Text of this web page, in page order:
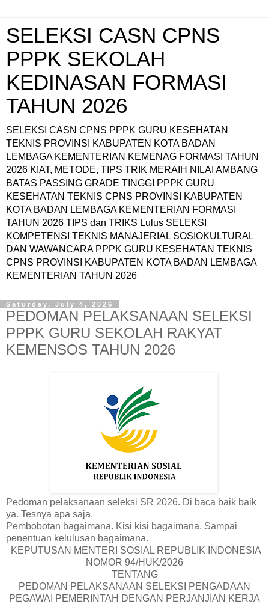
SELEKSI CASN CPNS
PPPK SEKOLAH
KEDINASAN FORMASI
TAHUN 2026
SELEKSI CASN CPNS PPPK GURU KESEHATAN
TEKNIS PROVINSI KABUPATEN KOTA BADAN
LEMBAGA KEMENTERIAN KEMENAG FORMASI TAHUN
2026 KIAT, METODE, TIPS TRIK MERAIH NILAI AMBANG
BATAS PASSING GRADE TINGGI PPPK GURU
KESEHATAN TEKNIS CPNS PROVINSI KABUPATEN
KOTA BADAN LEMBAGA KEMENTERIAN FORMASI
TAHUN 2026 TIPS dan TRIKS Lulus SELEKSI
KOMPETENSI TEKNIS MANAJERIAL SOSIOKULTURAL
DAN WAWANCARA PPPK GURU KESEHATAN TEKNIS
CPNS PROVINSI KABUPATEN KOTA BADAN LEMBAGA
KEMENTERIAN TAHUN 2026
Saturday, July 4, 2026
PEDOMAN PELAKSANAAN SELEKSI
PPPK GURU SEKOLAH RAKYAT
KEMENSOS TAHUN 2026
Pedoman pelaksanaan seleksi SR 2026. Di baca baik baik
ya. Tesnya apa saja.
Pembobotan bagaimana. Kisi kisi bagaimana. Sampai
penentuan kelulusan bagaimana.
KEPUTUSAN MENTERI SOSIAL REPUBLIK INDONESIA
NOMOR 94/HUK/2026
TENTANG
PEDOMAN PELAKSANAAN SELEKSI PENGADAAN
PEGAWAI PEMERINTAH DENGAN PERJANJIAN KERJA